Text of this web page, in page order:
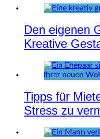
Den eigenen
Kreative
Tipps für
Stress zu